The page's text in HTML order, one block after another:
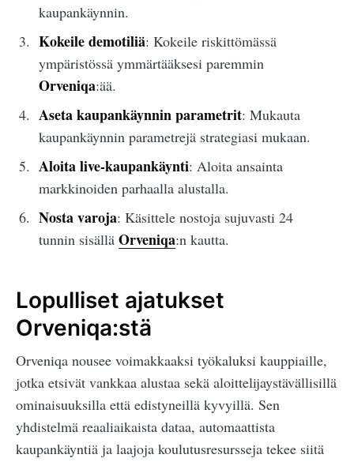
kaupankäynnin.
Kokeile demotiliä: Kokeile riskittömässä
ympäristössä ymmärtääksesi paremmin
Orveniqa:ää.
Aseta kaupankäynnin parametrit: Mukauta
kaupankäynnin parametrejä strategiasi mukaan.
Aloita live-kaupankäynti: Aloita ansainta
markkinoiden parhaalla alustalla.
Nosta varoja: Käsittele nostoja sujuvasti 24
tunnin sisällä Orveniqa:n kautta.
Lopulliset ajatukset
Orveniqa:stä
Orveniqa nousee voimakkaaksi työkaluksi kauppiaille,
jotka etsivät vankkaa alustaa sekä aloittelijaystävällisillä
ominaisuuksilla että edistyneillä kyvyillä. Sen
yhdistelmä reaaliaikaista dataa, automaattista
kaupankäyntiä ja laajoja koulutusresursseja tekee siitä